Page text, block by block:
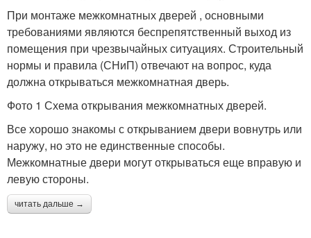
При монтаже межкомнатных дверей , основными
требованиями являются беспрепятственный выход из
помещения при чрезвычайных ситуациях. Строительный
нормы и правила (СНиП) отвечают на вопрос, куда
должна открываться межкомнатная дверь.
Фото 1 Схема открывания межкомнатных дверей.
Все хорошо знакомы с открыванием двери вовнутрь или
наружу, но это не единственные способы.
Межкомнатные двери могут открываться еще вправую и
левую стороны.
читать дальше →